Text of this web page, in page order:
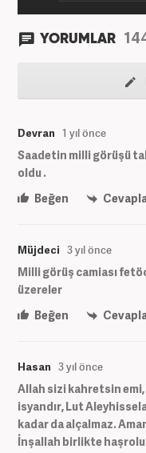
YORUMLAR
Devran 1 yıl önce
Saadetin milli görüşü
oldu .
Beğen
Müjdeci 3 yıl önce
Milli görüş camiası
üzereler
Beğen
Hasan 3 yıl önce
Allah sizi kahretsin emi,
isyandır, Lut
kadar da alçalmaz.
İnşallah birlikte